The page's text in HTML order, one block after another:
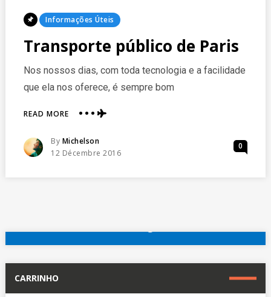
Posted
Informações Úteis
Transporte público de Paris
Nos nossos dias, com toda tecnologia e a facilidade
que ela nos oferece, é sempre bom
READ MOREABOUT
PÚBLICO
DE
Posted
By Michelson
Posted
12 Décembre 2016
0
Outros hotéis em Paris
CARRINHO